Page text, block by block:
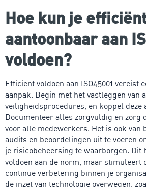
Hoe kun je
aantoonbaar aan
voldoen?
Efficiënt voldoen aan ISO45001 vereist
aanpak. Begin met het vastleggen van
veiligheidsprocedures, en koppel deze
Documenteer alles zorgvuldig en zorg
voor alle medewerkers. Het is ook van
audits en beoordelingen uit te voeren
je risicobeheersing te waarborgen. Dit
voldoen aan de norm, maar stimuleert
continue verbetering binnen je
de inzet van technologie overwegen,